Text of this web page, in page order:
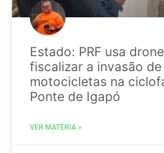
Estado: PRF usa
fiscalizar a invasão de
motocicletas na
Ponte de Igapó
VER MATÉRIA »